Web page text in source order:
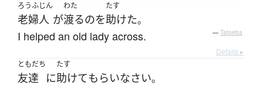
ろうふじん
老婦人 が
わた
渡るのを
たす
助けた。
I helped an old lady across. — Tatoeba
Details ▸
ともだち
友達 に
たす
助けてもらいなさい。